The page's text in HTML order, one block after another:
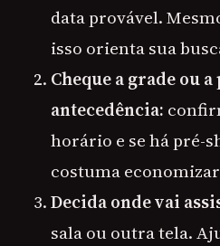
data provável.
isso orienta sua
Cheque a grade ou
antecedência:
horário e se há pré-
costuma
Decida onde vai
sala ou outra tela.